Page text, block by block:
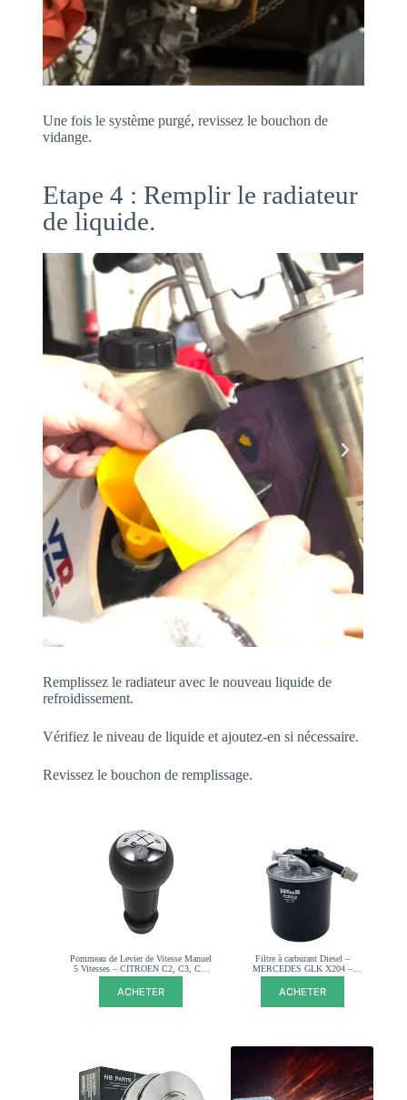
Une fois le système purgé, revissez le bouchon de
vidange.
Etape 4 : Remplir le radiateur
de liquide.
Remplissez le radiateur avec le nouveau liquide de
refroidissement.
Vérifiez le niveau de liquide et ajoutez-en si nécessaire.
Revissez le bouchon de remplissage.
Pommeau de Levier de Vitesse Manuel
5 Vitesses – CITROEN C2, C3, C4,
Berlingo, Peugeot 206, 308, 5008,
Partner – 2403V7
ACHETER
Filtre à carburant Diesel –
MERCEDES GLK X204 –
A6510902852
ACHETER